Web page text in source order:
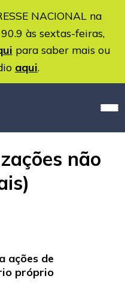
NACIONAL na
às sextas-feiras,
para saber mais ou
aqui.
não
ações de
próprio